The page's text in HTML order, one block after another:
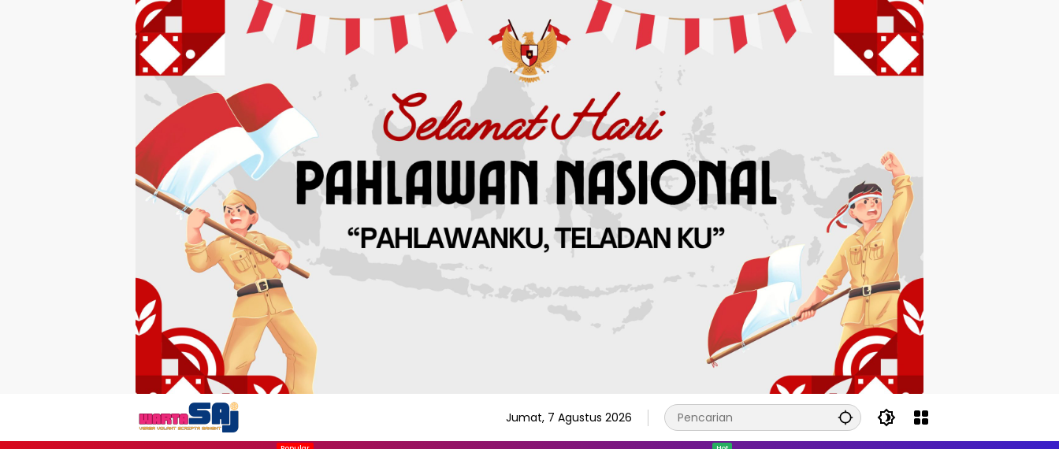
Jumat, 7 Agustus 2026